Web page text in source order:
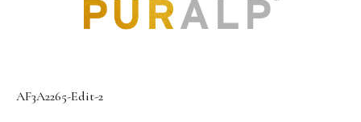
Inhaltsstoffe
AF3A2265-Edit-2